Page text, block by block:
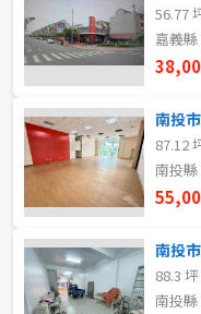
台東縣
花蓮縣
金門連江
樓層
不拘
1樓
3樓
21樓以上
56.77
嘉義
南投
87.12
南投
南投
88.3 坪
南投